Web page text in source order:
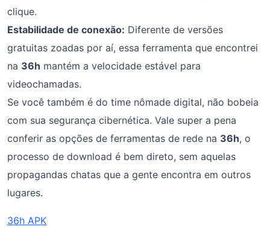
clique.
Estabilidade de conexão: Diferente de versões
gratuitas zoadas por aí, essa ferramenta que encontrei
na 36h mantém a velocidade estável para
videochamadas.
Se você também é do time nômade digital, não bobeia
com sua segurança cibernética. Vale super a pena
conferir as opções de ferramentas de rede na 36h, o
processo de download é bem direto, sem aquelas
propagandas chatas que a gente encontra em outros
lugares.
36h APK